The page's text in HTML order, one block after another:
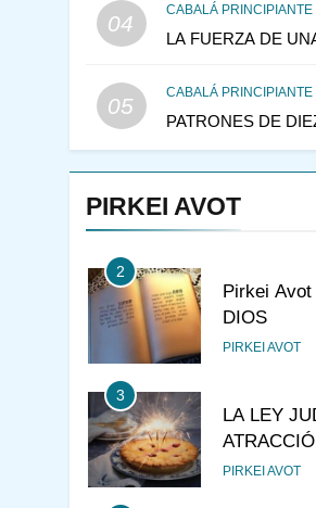
04
CABALÁ PRINCIPIANTE
LA FUERZA DE
05
CABALÁ PRINCIPIANTE
PATRONES DE
PIRKEI AVOT
146
VEAMOS
DE LAS
1
JUDAÍSMO
AMOR,
PIRKEI AVOT
2
Pirkei
DIOS
PIRKEI AVOT
3
LA LEY
PIRKEI AVOT